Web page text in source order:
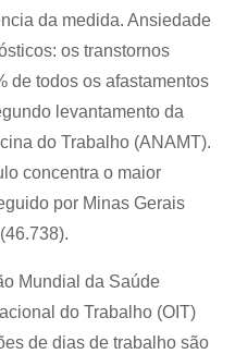
da medida. Ansiedade
os transtornos
de todos os afastamentos
levantamento da
do Trabalho (ANAMT).
concentra o maior
por Minas Gerais
Mundial da Saúde
do Trabalho (OIT)
de dias de trabalho são